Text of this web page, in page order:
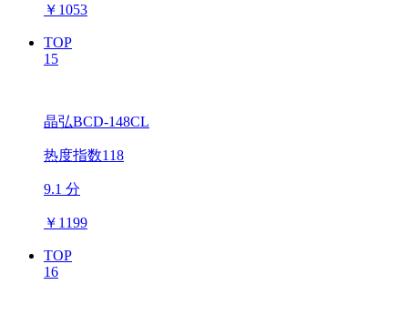
￥ 1053
TOP
15
晶弘BCD-148CL
热度指数118
9.1 分
￥ 1199
TOP
16